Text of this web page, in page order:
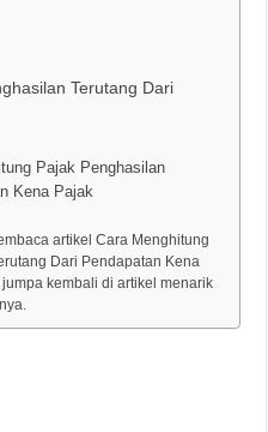
Terutang Dari
Pajak Penghasilan
Kena Pajak
artikel Cara Menghitung
Dari Pendapatan Kena
kembali di artikel menarik